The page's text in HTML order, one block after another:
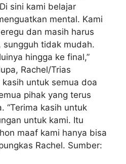
sini kami belajar
mental. Kami
dan masih harus
tidak mudah.
hingga ke final,”
Rachel/Trias
untuk semua doa
pihak yang terus
“Terima kasih untuk
untuk kami. Itu
maaf kami hanya bisa
Rachel. Sumber: